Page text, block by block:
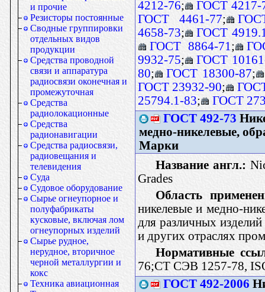
и прочие
Резисторы постоянные
Сводные группировки
отдельных видов
продукции
Средства проводной
связи и аппаратура
радиосвязи оконечная и
промежуточная
Средства
радиолокационные
Средства
радионавигации
Средства радиосвязи,
радиовещания и
телевидения
Суда
Судовое оборудование
Сырье огнеупорное и
полуфабрикаты
кусковые, включая лом
огнеупорных изделий
Сырье рудное,
нерудное, вторичное
черной металлургии и
кокс
Техника авиационная
4212-76;
ГОСТ 4217-
ГОСТ 4461-77;
4658-73;
ГОСТ
ГОСТ 8864-71 ;
9932-75;
ГОСТ
80; ГОСТ 18300-87;
ГОСТ 23932-90;
25794.1-83;
ГОСТ
ГОСТ 492-73
медно-никелевые,
Марки
Название англ.:
Grades
Область
никелевые и медно-
для различных
и других отраслях
Нормативные
76;СТ СЭВ 1257-78,
ГОСТ 492-2006